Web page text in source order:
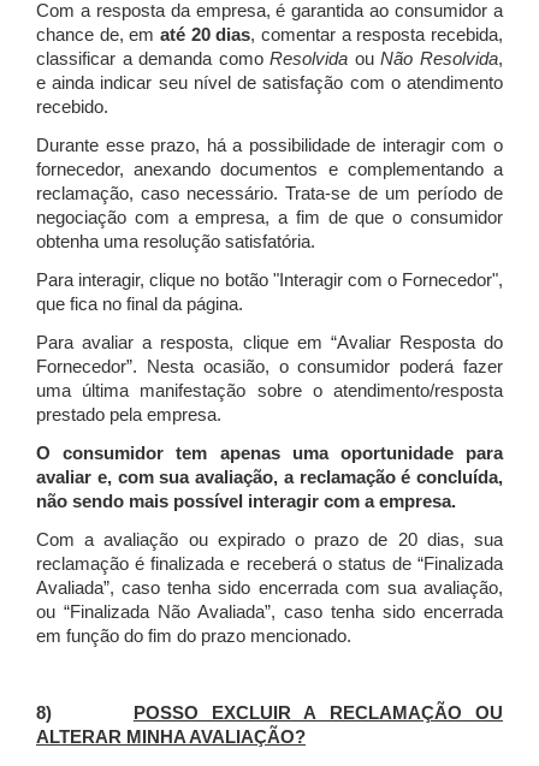
Com a resposta da empresa, é garantida ao consumidor a
chance de, em até 20 dias, comentar a resposta recebida,
classificar a demanda comoResolvida ouNão Resolvida,
e ainda indicar seu nível de satisfação com o atendimento
recebido.
Durante esse prazo, há a possibilidade de interagir com o
fornecedor, anexando documentos e complementando a
reclamação, caso necessário.Trata-se de um período de
negociação com a empresa, a fim de que o consumidor
obtenha uma resolução satisfatória.
Para interagir, clique no botão "Interagir com o Fornecedor",
que fica no final da página.
Para avaliar a resposta, clique em “Avaliar Resposta do
Fornecedor”. Nesta ocasião, o consumidor poderá fazer
uma última manifestação sobre o atendimento/resposta
prestado pela empresa.
O consumidor tem apenas uma oportunidade para
avaliar e, com sua avaliação, a reclamação é concluída,
não sendo mais possível interagir com a empresa.
Com a avaliação ou expirado o prazo de 20 dias, sua
reclamação é finalizada e receberá o status de “Finalizada
Avaliada”, caso tenha sido encerrada com sua avaliação,
ou “Finalizada Não Avaliada”, caso tenha sido encerrada
em função do fim do prazo mencionado.
8)
POSSO EXCLUIR A RECLAMAÇÃO OU
ALTERAR MINHA AVALIAÇÃO?